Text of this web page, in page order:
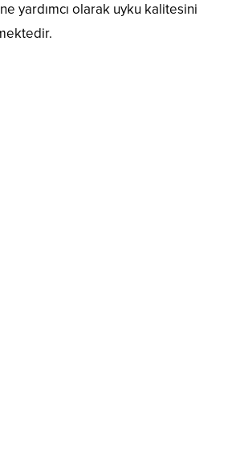
yardımcı olarak uyku kalitesini